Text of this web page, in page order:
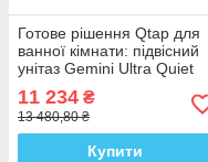
Готове рішення Qtap для
ванної кімнати: підвісний
унітаз Gemini Ultra Quiet
інсталяції Nest 4 в 1
(кругла
11 234 ₴
13 480,80 ₴
Купити